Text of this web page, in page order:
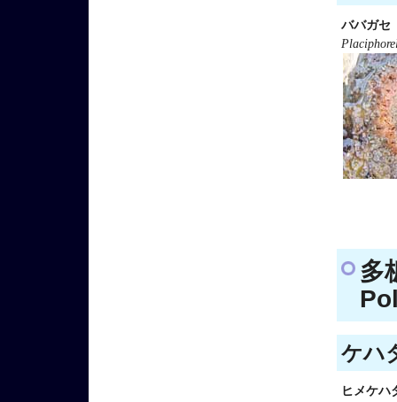
ババガセ
多
ケハ
ヒメケハ